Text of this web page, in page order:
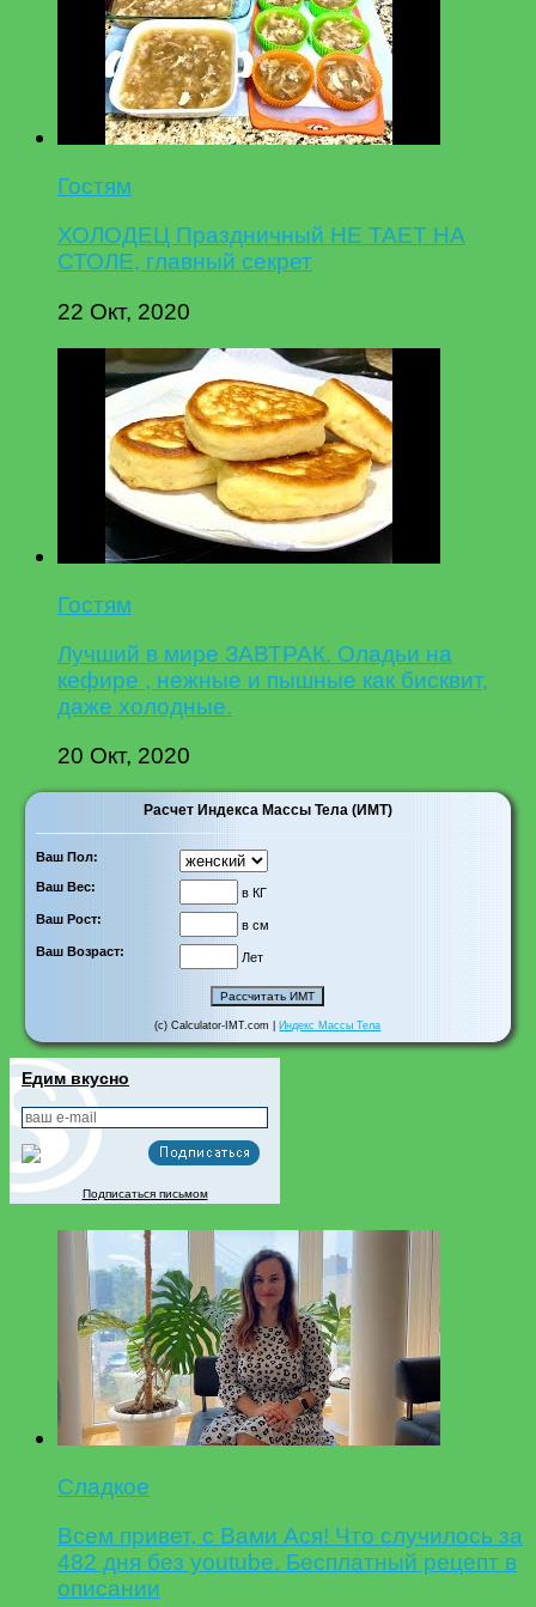
Гостям
ХОЛОДЕЦ Праздничный НЕ ТАЕТ НА
СТОЛЕ, главный секрет
22 Окт, 2020
Гостям
Лучший в мире ЗАВТРАК. Оладьи на
кефире , нежные и пышные как бисквит,
даже холодные.
20 Окт, 2020
Расчет Индекса Массы Тела (ИМТ)
Ваш Пол:
Ваш Вес:
в КГ
Ваш Рост:
в см
Ваш Возраст:
Лет
(c) Calculator-IMT.com | Индекс Массы Тела
Едим вкусно
Подписаться письмом
Сладкое
Всем привет, с Вами Ася! Что случилось за
482 дня без youtube. Бесплатный рецепт в
описании